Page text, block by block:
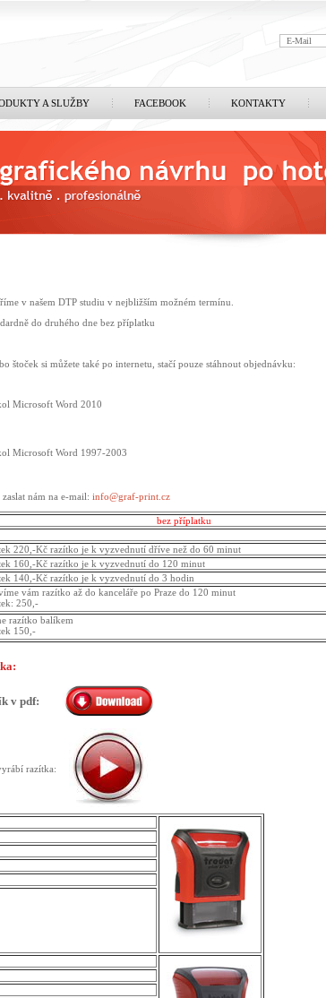
A SLUŽBY FACEBOOK KONTAKTY
v našem DTP studiu v nejbližším možném termínu.
do druhého dne bez příplatku
štoček si můžete také po internetu, stačí pouze stáhnout objednávku:
Microsoft Word 2010
Microsoft Word 1997-2003
nám na e-mail: info@graf-print.cz
bez příplatku
220,-Kč razítko je k vyzvednutí dříve než do 60 minut
160,-Kč razítko je k vyzvednutí do 120 minut
140,-Kč razítko je k vyzvednutí do 3 hodin
vám razítko až do kanceláře po Praze do 120 minut
250,-
razítko balíkem
150,-
v pdf:
razítka: